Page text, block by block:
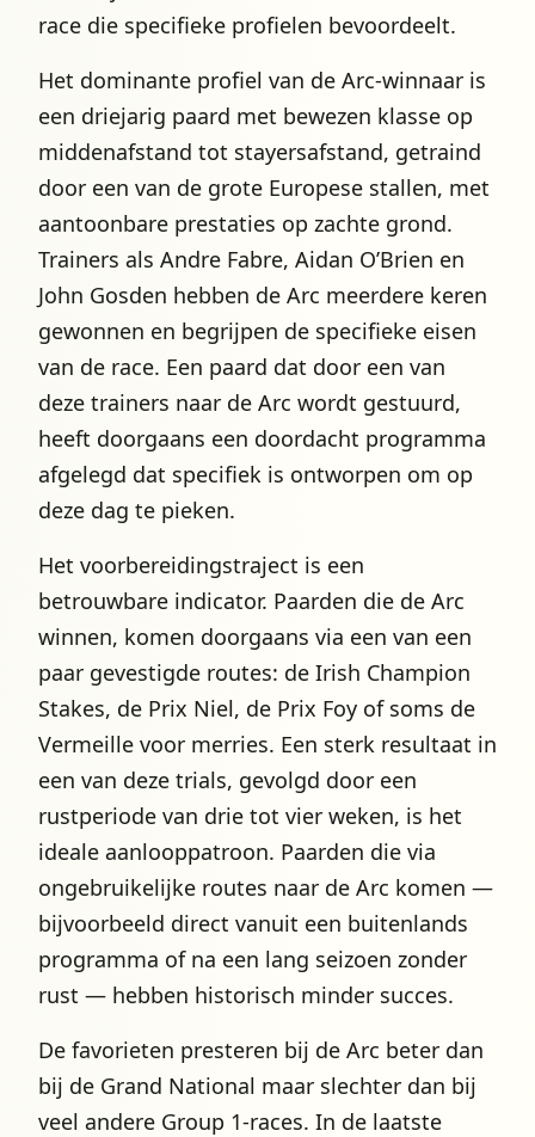
race die specifieke profielen bevoordeelt.
Het dominante profiel van de Arc-winnaar is
een driejarig paard met bewezen klasse op
middenafstand tot stayersafstand, getraind
door een van de grote Europese stallen, met
aantoonbare prestaties op zachte grond.
Trainers als Andre Fabre, Aidan O’Brien en
John Gosden hebben de Arc meerdere keren
gewonnen en begrijpen de specifieke eisen
van de race. Een paard dat door een van
deze trainers naar de Arc wordt gestuurd,
heeft doorgaans een doordacht programma
afgelegd dat specifiek is ontworpen om op
deze dag te pieken.
Het voorbereidingstraject is een
betrouwbare indicator. Paarden die de Arc
winnen, komen doorgaans via een van een
paar gevestigde routes: de Irish Champion
Stakes, de Prix Niel, de Prix Foy of soms de
Vermeille voor merries. Een sterk resultaat in
een van deze trials, gevolgd door een
rustperiode van drie tot vier weken, is het
ideale aanlooppatroon. Paarden die via
ongebruikelijke routes naar de Arc komen —
bijvoorbeeld direct vanuit een buitenlands
programma of na een lang seizoen zonder
rust — hebben historisch minder succes.
De favorieten presteren bij de Arc beter dan
bij de Grand National maar slechter dan bij
veel andere Group 1-races. In de laatste